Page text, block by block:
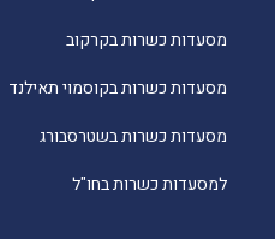
מסעדות כשרות בקרקוב
מסעדות כשרות בקוסמוי תאילנד
מסעדות כשרות בשטרסבורג
למסעדות כשרות בחו"ל